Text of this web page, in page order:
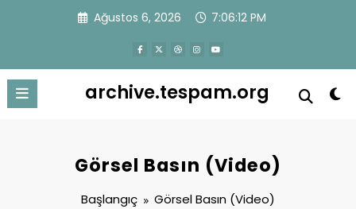
Ağustos 6, 2026 7:06:13 PM
archive.tespam.org
Görsel Basın (Video)
Başlangıç Görsel Basın (Video)